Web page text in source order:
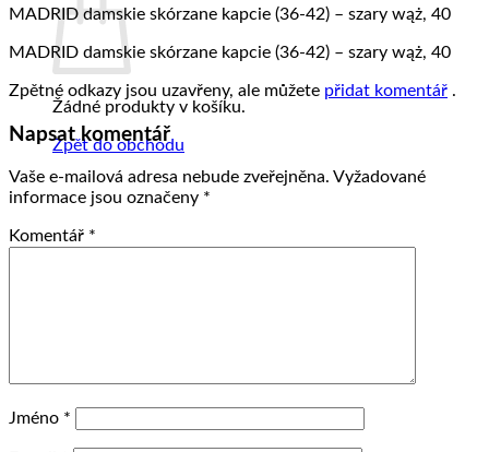
Žádné produkty v košíku.
Zpět do obchodu
MADRID damskie skórzane kapcie (36-42) – szary wąż, 40
MADRID damskie skórzane kapcie (36-42) – szary wąż, 40
Zpětné odkazy jsou uzavřeny, ale můžete přidat komentář .
Napsat komentář
Vaše e-mailová adresa nebude zveřejněna. Vyžadované
informace jsou označeny *
Komentář *
Jméno *